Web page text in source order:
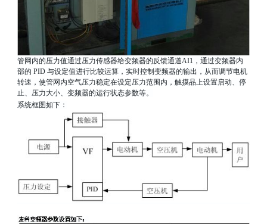
管网内的压力值通过压力传感器给变频器的反馈通道AI1 ，通过变频器内
部的 PID与设定值进行比较运算，实时控制变频器的输出，从而调节电机
转速，使管网内空气压力稳定在设定压力范围内，触摸品上设置启动、停
止、压力大小、变频器的运行状态参数等。
系统框图如下：